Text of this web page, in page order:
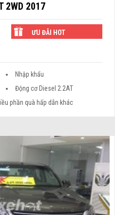
2WD 2017
ƯU ĐÃI HOT
Nhập khẩu
Động cơ Diesel 2.2AT
phần quà hấp dẫn khác